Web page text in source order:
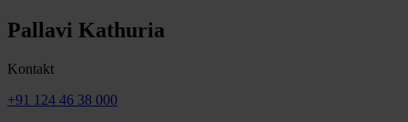
Pallavi Kathuria
Kontakt
+91 124 46 38 000